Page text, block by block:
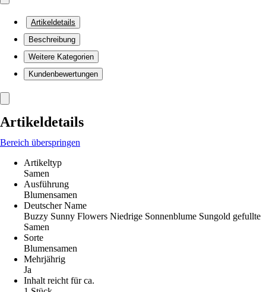
Artikeldetails
Beschreibung
Weitere Kategorien
Kundenbewertungen
Artikeldetails
Bereich überspringen
Artikeltyp
Samen
Ausführung
Blumensamen
Deutscher Name
Buzzy Sunny Flowers Niedrige Sonnenblume Sungold gefullte
Samen
Sorte
Blumensamen
Mehrjährig
Ja
Inhalt reicht für ca.